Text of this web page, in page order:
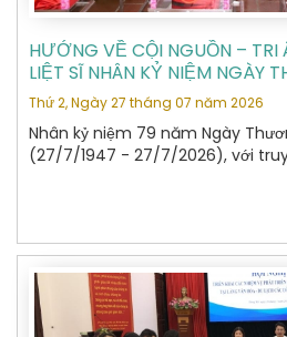
HƯỚNG VỀ CỘI NGUỒN – TRI
LIỆT SĨ NHÂN KỶ NIỆM NGÀY
27/7
Thứ 2, Ngày 27 tháng 07 năm 2026
Nhân kỷ niệm 79 năm Ngày
(27/7/1947 - 27/7/2026), với
nước nhớ nguồn", "Đền ơn đáp
Nội đã tổ chức hành trình dâng
tỉnh Tuyên Quang – nơi yên nghỉ
bảo vệ biên giới phía Bắc của Tổ
1989.